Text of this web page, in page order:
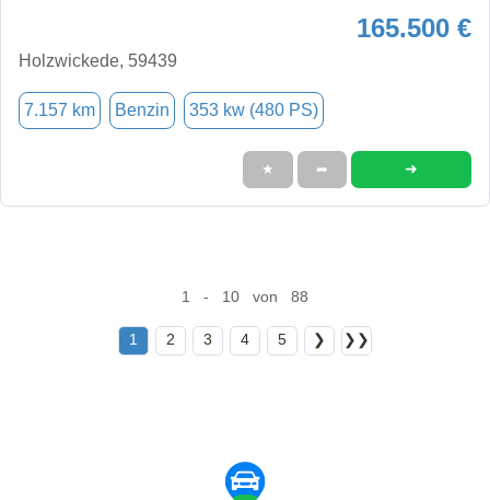
165.500 €
Holzwickede, 59439
7.157 km Benzin 353 kw (480 PS)
★ ➦ ➜
1 - 10 von 88
1 2 3 4 5 ❯ ❯❯